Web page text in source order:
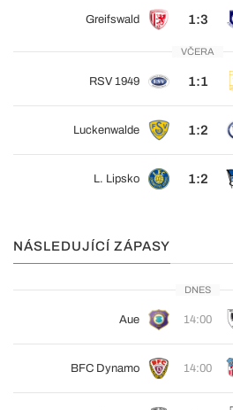
Greifswald 1:3
VČERA
RSV 1949 1:1
Luckenwalde 1:2
L. Lipsko 1:2
NÁSLEDUJÍCÍ ZÁPASY
DNES
Aue 14:00
BFC Dynamo 14:00